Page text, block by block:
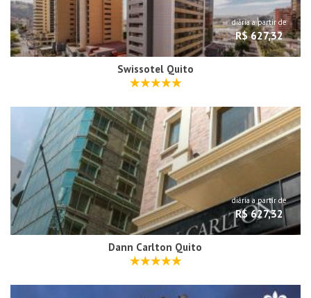
diária a partir de
R$ 627,32
Swissotel Quito
diária a partir de
R$ 627,32
Dann Carlton Quito